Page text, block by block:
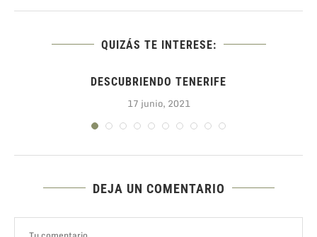
QUIZÁS TE INTERESE:
DESCUBRIENDO TENERIFE
17 junio, 2021
DEJA UN COMENTARIO